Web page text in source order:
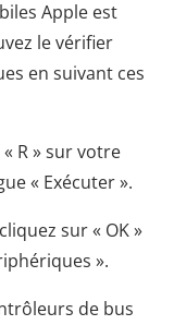
Apple est
le vérifier
en suivant ces
R » sur votre
« Exécuter ».
sur « OK »
».
de bus